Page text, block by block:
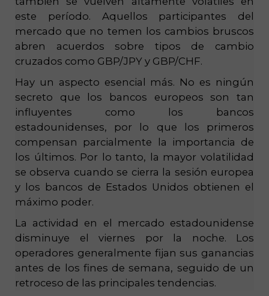
este período. Aquellos participantes del
mercado que no temen los cambios bruscos
abren acuerdos sobre tipos de cambio
cruzados como GBP/JPY y GBP/CHF.
Hay un aspecto esencial más. No es ningún
secreto que los bancos europeos son tan
influyentes como los bancos
estadounidenses, por lo que los primeros
compensan parcialmente la importancia de
los últimos. Por lo tanto, la mayor volatilidad
se observa cuando se cierra la sesión europea
y los bancos de Estados Unidos obtienen el
máximo poder.
La actividad en el mercado estadounidense
disminuye el viernes por la noche. Los
operadores generalmente fijan sus ganancias
antes de los fines de semana, seguido de un
retroceso de las principales tendencias.